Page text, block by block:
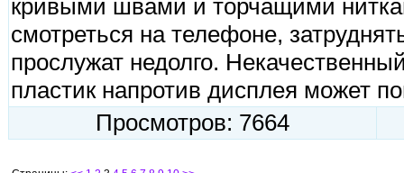
кривыми швами и торчащими
смотреться на телефоне,
прослужат недолго.
пластик напротив дисплея может
Просмотров: 7664